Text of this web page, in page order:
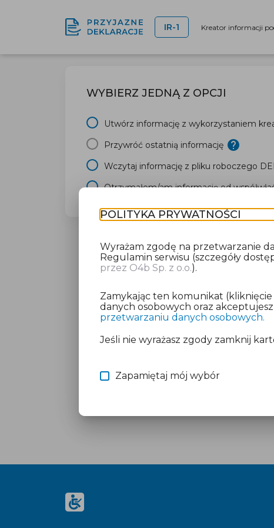
IR-1 Kreator informacji
WYBIERZ JEDNĄ Z OPCJI
Utwórz informację z wykorzystaniem
Przywróć ostatnią informację
Wczytaj informację z pliku roboczego
Otrzymałem/am informację od
POLITYKA PRYWATNOŚCI
Wyrażam zgodę na przetwarzanie
Regulamin serwisu (szczegóły
przez O4b Sp. z o.o.).
Zamykając ten komunikat
danych osobowych oraz
przetwarzaniu danych osobowych.
Jeśli nie wyrażasz zgody zamknij
Zapamiętaj mój wybór